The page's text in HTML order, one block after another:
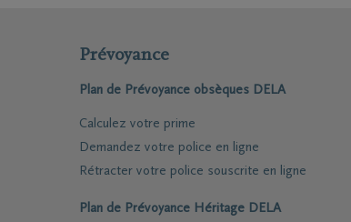
Prévoyance
Plan de Prévoyance obsèques DELA
Calculez votre prime
Demandez votre police en ligne
Rétracter votre police souscrite en ligne
Plan de Prévoyance Héritage DELA